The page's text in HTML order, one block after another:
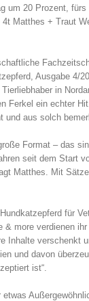
um 20 Prozent,
Matthes + Traut
Ausgabe 4/
in
Ferkel ein echter
aus solch
Format – das
seit dem Start
Matthes. Mit
für
more verdienen
Inhalte verschenkt
und davon
ist“.